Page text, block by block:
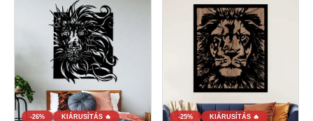
-26% KIÁRUSÍTÁS 🔥 -25% KIÁRUSÍTÁS 🔥